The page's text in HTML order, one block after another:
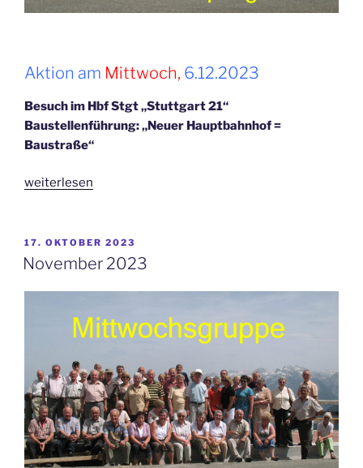
Aktion am Mittwoch, 6.12.2023
Besuch im Hbf Stgt „Stuttgart 21“
Baustellenführung: „Neuer Hauptbahnhof =
Baustraße“
„Dezember
weiterlesen
VERÖFFENTLICHT
AM
17. OKTOBER 2023
November 2023